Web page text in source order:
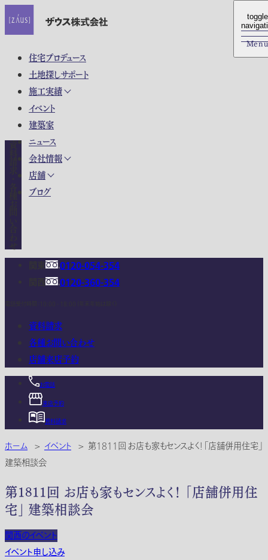
住宅プロデュース
土地探しサポート
施工実績
イベント
建築家
ニュース
会社情報
店舗
ブログ
toggle
Menu
toggle
Menu
0120-054-354
0120-360-354
資料請求
各種お問い合わせ
店舗来店予約
お電話
来店予約
資料請求
ホーム > イベント > 第1811回 お店も家もセンスよく！ 「店舗併用住宅」
建築相談会
第1811回 お店も家もセンスよく！ 「店舗併用住
宅」 建築相談会
関西のイベント
イベント申し込み